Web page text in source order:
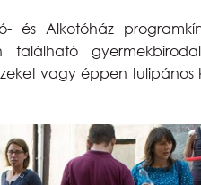
és Alkotóház
vagy éppen tulipános